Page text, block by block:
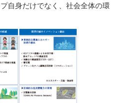
自身だけでなく、社会全体の環